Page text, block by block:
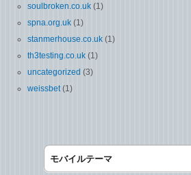
soulbroken.co.uk (1)
spna.org.uk (1)
stanmerhouse.co.uk (1)
th3testing.co.uk (1)
uncategorized (3)
weissbet (1)
モバイルテーマ